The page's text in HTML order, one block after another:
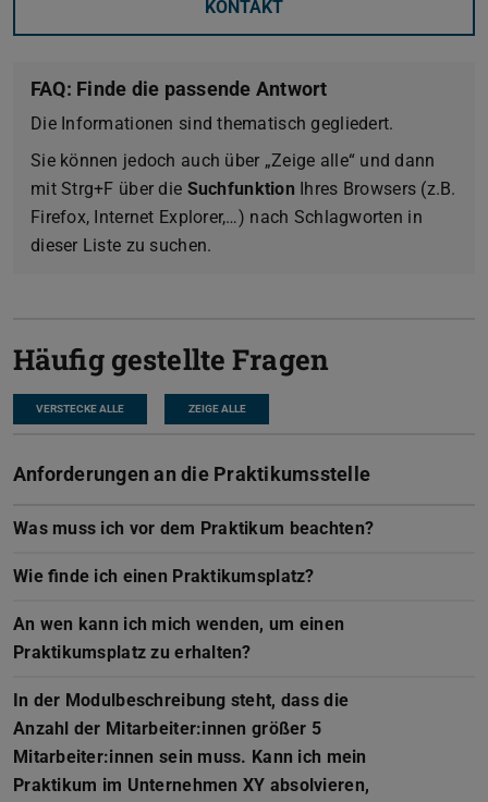
KONTAKT
FAQ: Finde die passende Antwort
Die Informationen sind thematisch gegliedert.
Sie können jedoch auch über „Zeige alle“ und dann
mit Strg+F über die Suchfunktion Ihres Browsers (z.B.
Firefox, Internet Explorer,…) nach Schlagworten in
dieser Liste zu suchen.
Häufig gestellte Fragen
VERSTECKE ALLE ZEIGE ALLE
Anforderungen an die Praktikumsstelle
Was muss ich vor dem Praktikum beachten?
Wie finde ich einen Praktikumsplatz?
An wen kann ich mich wenden, um einen
Praktikumsplatz zu erhalten?
In der Modulbeschreibung steht, dass die
Anzahl der Mitarbeiter:innen größer 5
Mitarbeiter:innen sein muss. Kann ich mein
Praktikum im Unternehmen XY absolvieren,